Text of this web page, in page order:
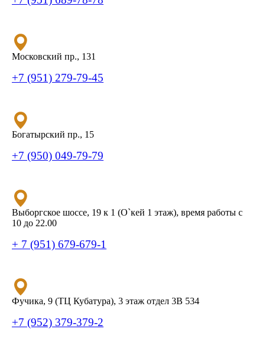
Московский пр., 131
+7 (951) 279-79-45
Богатырский пр., 15
+7 (950) 049-79-79
Выборгское шоссе, 19 к 1 (О`кей 1 этаж), время работы с
10 до 22.00
+ 7 (951) 679-679-1
Фучика, 9 (ТЦ Кубатура), 3 этаж отдел 3В 534
+7 (952) 379-379-2